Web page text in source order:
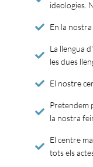
ideologies.
En la
La llengua
les dues
El nostre
Pretendem
la nostra
El centre
tots els